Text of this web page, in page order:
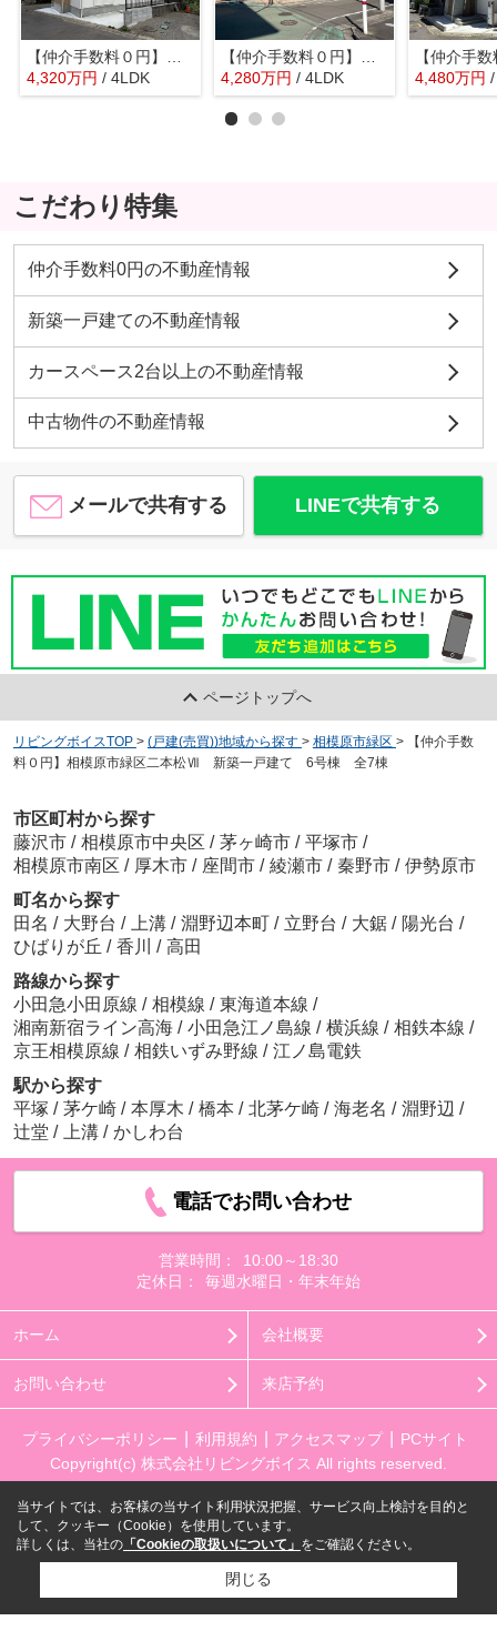
【仲介手数料０円】相模原市緑区二本松1丁目7期 新築一戸建て
4,320万円 / 4LDK
【仲介手数料０円】相模原市緑区二本松3丁目 中古一戸建て
4,280万円 / 4LDK 4,480万円
こだわり特集
仲介手数料0円の不動産情報
新築一戸建ての不動産情報
カースペース2台以上の不動産情報
中古物件の不動産情報
メールで共有する LINEで共有する
ページトップへ
リビングボイスTOP > (戸建(売買))地域から探す > 相模原市緑区 >
【仲介手数
料０円】相模原市緑区二本松Ⅶ 新築一戸建て 6号棟 全7棟
市区町村から探す
藤沢市 / 相模原市中央区 / 茅ヶ崎市 / 平塚市 /
相模原市南区 / 厚木市 / 座間市 / 綾瀬市 / 秦野市 / 伊勢原市
町名から探す
田名 / 大野台 / 上溝 / 淵野辺本町 / 立野台 / 大鋸 / 陽光台 /
ひばりが丘 / 香川 / 高田
路線から探す
小田急小田原線 / 相模線 / 東海道本線 /
湘南新宿ライン高海 / 小田急江ノ島線 / 横浜線 / 相鉄本線 /
京王相模原線 / 相鉄いずみ野線 / 江ノ島電鉄
駅から探す
平塚 / 茅ケ崎 / 本厚木 / 橋本 / 北茅ケ崎 / 海老名 / 淵野辺 /
辻堂 / 上溝 / かしわ台
電話でお問い合わせ
営業時間：
10:00～18:30
定休日：
毎週水曜日・年末年始
ホーム 会社概要
お問い合わせ 来店予約
プライバシーポリシー 利用規約 アクセスマップ
PCサイト
Copyright(c) 株式会社リビングボイス All rights reserved.
当サイトでは、お客様の当サイト利用状況把握、サービス向上検討を目的と
して、クッキー（Cookie）を使用しています。
詳しくは、当社の 「Cookieの取扱いについて」 をご確認ください。
閉じる